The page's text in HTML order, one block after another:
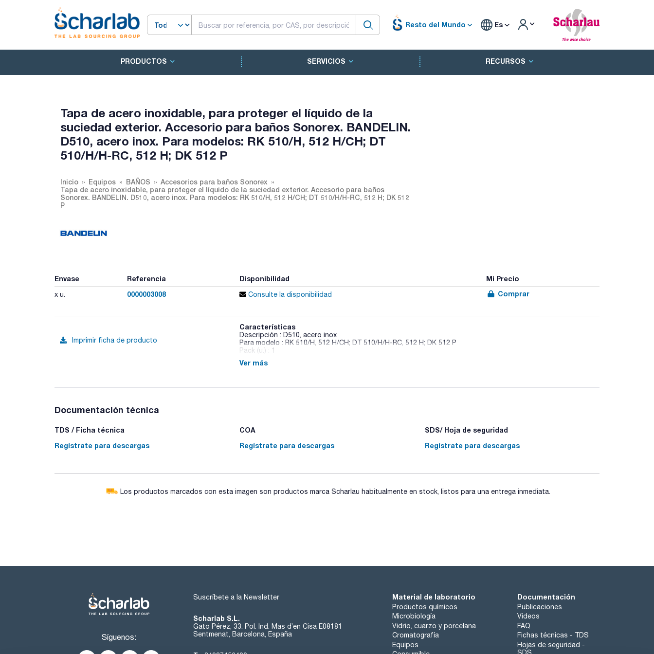
Resto del Mundo Es
PRODUCTOS SERVICIOS RECURSOS
Tapa de acero inoxidable, para proteger el líquido de la
suciedad exterior. Accesorio para baños Sonorex. BANDELIN.
D510, acero inox. Para modelos: RK 510/H, 512 H/CH; DT
510/H/H-RC, 512 H; DK 512 P
Inicio Equipos BAÑOS
Accesorios para baños Sonorex
Tapa de acero inoxidable, para proteger el líquido de la suciedad exterior. Accesorio para baños
Sonorex. BANDELIN. D510, acero inox. Para modelos: RK 510/H, 512 H/CH; DT 510/H/H-RC, 512 H; DK 512
P
Envase Referencia Disponibilidad Mi Precio
x u. 0000003008 Consulte la disponibilidad Comprar
Imprimir ficha de producto
Características
Descripción : D510, acero inox
Para modelo : RK 510/H, 512 H/CH; DT 510/H/H-RC, 512 H; DK 512 P
Pack (u.) : 1
Accesorios para baños Sonorex
Ver más
Documentación técnica
TDS / Ficha técnica
Regístrate para descargas
COA
Regístrate para descargas
SDS/ Hoja de seguridad
Regístrate para descargas
Los productos marcados con esta imagen son productos marca Scharlau habitualmente en stock, listos para una entrega inmediata.
Síguenos:
Suscríbete a la Newsletter
Scharlab S.L.
Gato Pérez, 33. Pol. Ind. Mas d’en Cisa E08181
Sentmenat, Barcelona, España
Material de laboratorio
Productos químicos
Microbiología
Vidrio, cuarzo y porcelana
Cromatografía
Equipos
Documentación
Publicaciones
Videos
FAQ
Fichas técnicas - TDS
Hojas de seguridad -